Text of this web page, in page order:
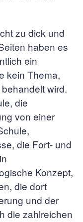
zu dick und
haben es
ein
kein Thema,
wird.
die
von einer
die Fort- und
Konzept,
die dort
und der
die zahlreichen